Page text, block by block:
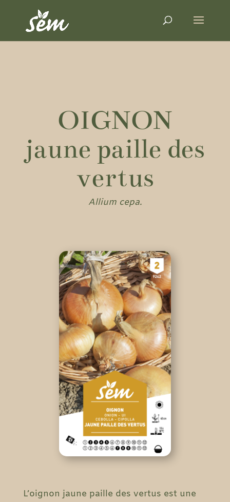
OIGNON
jaune paille des
vertus
Allium cepa.
L’oignon jaune paille des vertus est une